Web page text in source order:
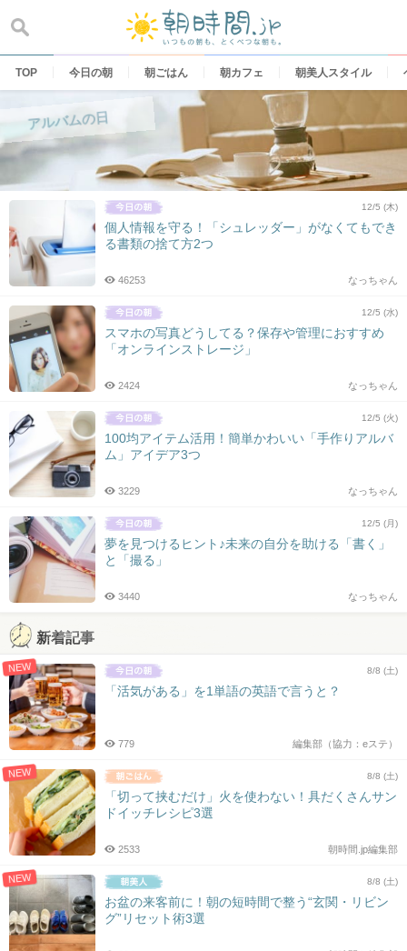
content
TOP 今日の朝 朝ごはん 朝カフェ 朝美人スタイル
アルバムの日
12/5 (木)
個人情報を守る！「シュレッダー」がなくてもでき
る書類の捨て方2つ
なっちゃん
46253
12/5 (水)
スマホの写真どうしてる？保存や管理におすすめ
「オンラインストレージ」
なっちゃん
2424
12/5 (火)
100均アイテム活用！簡単かわいい「手作りアルバ
ム」アイデア3つ
なっちゃん
3229
12/5 (月)
夢を見つけるヒント♪未来の自分を助ける「書く」
と「撮る」
なっちゃん
3440
新着記事
NEW 8/8 (土)
「活気がある」を1単語の英語で言うと？
編集部（協力：eステ）
779
NEW 8/8 (土)
「切って挟むだけ」火を使わない！具だくさんサン
ドイッチレシピ3選
朝時間.jp編集部
2533
NEW 8/8 (土)
お盆の来客前に！朝の短時間で整う“玄関・リビン
グ”リセット術3選